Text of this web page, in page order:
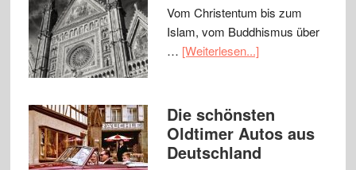
Vom Christentum bis zum
Islam, vom Buddhismus über
… [Weiterlesen...]
Die schönsten
Oldtimer Autos aus
Deutschland